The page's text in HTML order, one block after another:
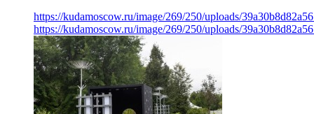
https://kudamoscow.ru/image/269/250/uploads/
https://kudamoscow.ru/image/269/250/uploads/